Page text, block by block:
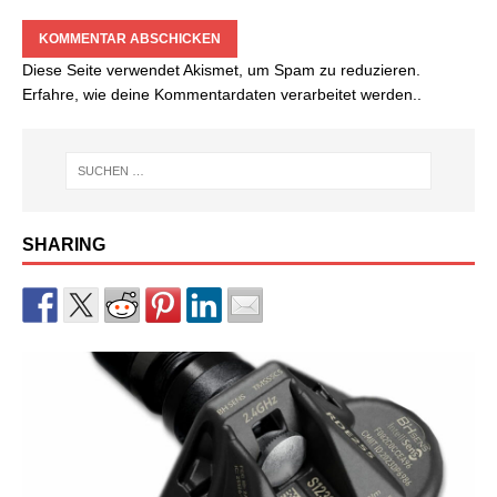
Diese Seite verwendet Akismet, um Spam zu reduzieren.
Erfahre, wie deine Kommentardaten verarbeitet werden..
SHARING